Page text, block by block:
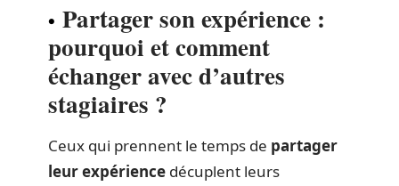
Partager son expérience :
pourquoi et comment
échanger avec d’autres
stagiaires ?
Ceux qui prennent le temps de partager
leur expérience décuplent leurs